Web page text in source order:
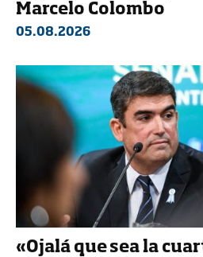
Marcelo Colombo
05.08.2026
«Ojalá que sea la